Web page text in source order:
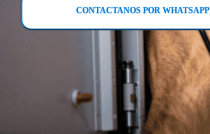
CONTACTANOS POR WHATSAPP